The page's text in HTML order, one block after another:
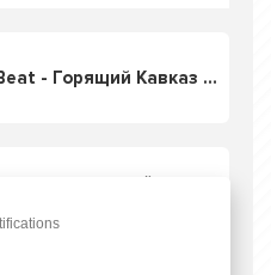
Слушать DarkBeat - Горящий Кавказ (Безумная Лезгинка Под Звуки Пандура До Самого Рассвета)
- Горящий
Под Звуки